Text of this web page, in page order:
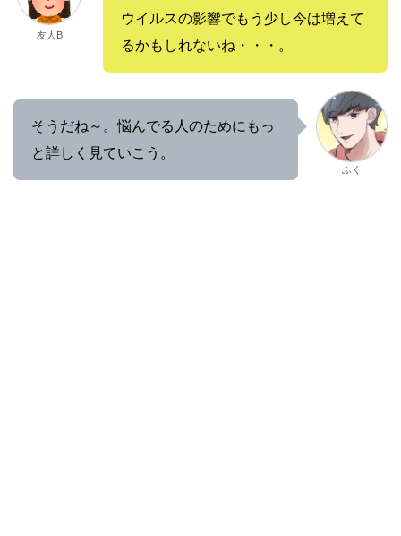
友人B
ウイルスの影響でもう少し今は増えて
るかもしれないね・・・。
そうだね～。悩んでる人のためにもっ
と詳しく見ていこう。
ふく